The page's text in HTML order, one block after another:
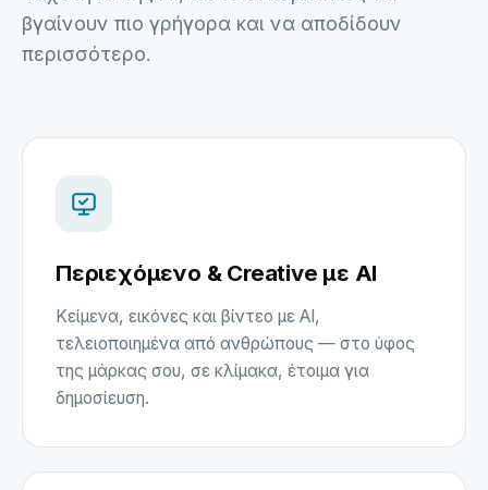
βγαίνουν πιο γρήγορα και να αποδίδουν
περισσότερο.
Περιεχόμενο & Creative με AI
Κείμενα, εικόνες και βίντεο με AI,
τελειοποιημένα από ανθρώπους — στο ύφος
της μάρκας σου, σε κλίμακα, έτοιμα για
δημοσίευση.